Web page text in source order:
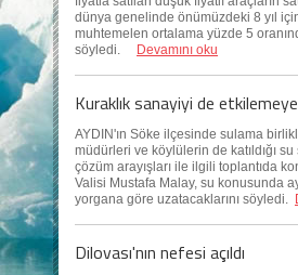
dünya genelinde önümüzdeki 8 yıl
muhtemelen ortalama yüzde 5
söyledi.
Devamını oku
Kuraklık sanayiyi de
AYDIN'ın Söke ilçesinde sulama
müdürleri ve köylülerin de katıldığı
çözüm arayışları ile ilgili toplantıda
Valisi Mustafa Malay, su konusunda
yorgana göre uzatacaklarını söyledi.
Dilovası'nın nefesi açıldı